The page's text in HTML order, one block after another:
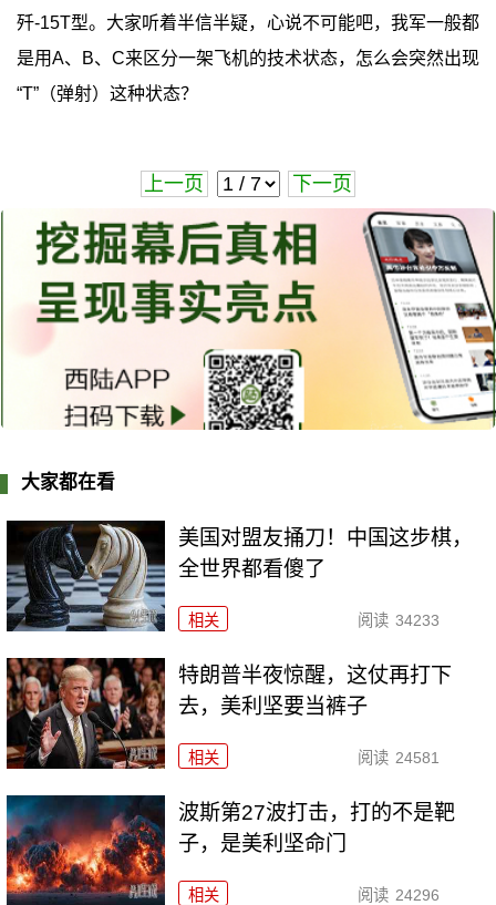
歼-15T型。大家听着半信半疑，心说不可能吧，我军一般都
是用A、B、C来区分一架飞机的技术状态，怎么会突然出现
“T”（弹射）这种状态？
上一页 下一页
大家都在看
美国对盟友捅刀！中国这步棋，
全世界都看傻了
相关 阅读 34233
特朗普半夜惊醒，这仗再打下
去，美利坚要当裤子
相关 阅读 24581
波斯第27波打击，打的不是靶
子，是美利坚命门
相关 阅读 24296